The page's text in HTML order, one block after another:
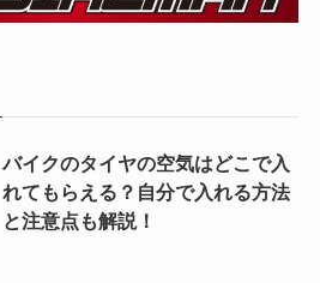
バイクのタイヤの空気はどこで入
れてもらえる？自分で入れる方法
と注意点も解説！